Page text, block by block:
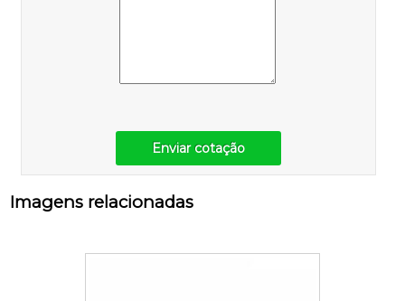
Enviar cotação
Imagens relacionadas